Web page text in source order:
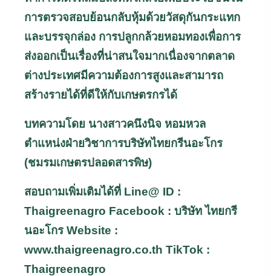
การตรวจสอบย้อนกลับหุ้มด้วยวัสดุกันกระแทก
และบรรจุกล่อง การปลูกกล้วยหอมทองเพื่อการ
ส่งออกเป็นเรื่องที่น่าสนใจมากเนื่องจากตลาด
ต่างประเทศมีความต้องการสูงและสามารถ
สร้างรายได้ที่ดีให้กับเกษตรกรได้
บทความโดย นางสาวคนึงนิจ หอมหวล
ตำแหน่งฝ่ายวิชาการบริษัทไทยกรีนอะโกร
(ชมรมเกษตรปลอดสารพิษ)
สอบถามเพิ่มเติมได้ที่ Line@ ID :
Thaigreenagro Facebook : บริษัท ไทยกรี
นอะโกรWebsite :
www.thaigreenagro.co.th TikTok :
Thaigreenagro